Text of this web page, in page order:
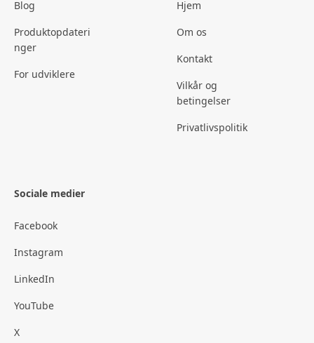
Blog
Produktopdateri
nger
For udviklere
Hjem
Om os
Kontakt
Vilkår og
betingelser
Privatlivspolitik
Sociale medier
Facebook
Instagram
LinkedIn
YouTube
X